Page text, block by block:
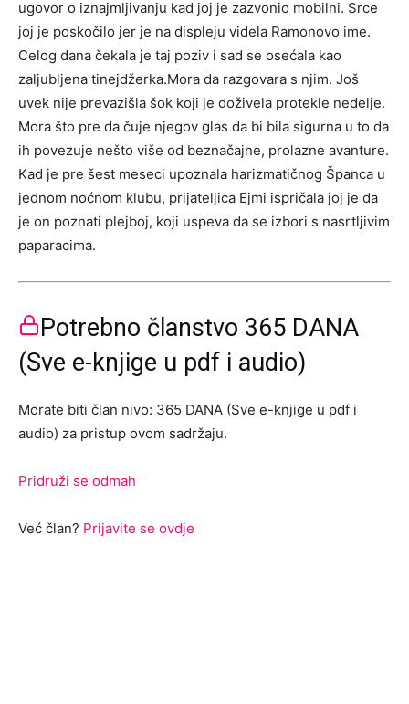
ugovor o iznajmljivanju kad joj je zazvonio mobilni. Srce
joj je poskočilo jer je na displeju videla Ramonovo ime.
Celog dana čekala je taj poziv i sad se osećala kao
zaljubljena tinejdžerka.Mora da razgovara s njim. Još
uvek nije prevazišla šok koji je doživela protekle nedelje.
Mora što pre da čuje njegov glas da bi bila sigurna u to da
ih povezuje nešto više od beznačajne, prolazne avanture.
Kad je pre šest meseci upoznala harizmatičnog Španca u
jednom noćnom klubu, prijateljica Ejmi ispričala joj je da
je on poznati plejboj, koji uspeva da se izbori s nasrtljivim
paparacima.
Potrebno članstvo 365 DANA
(Sve e-knjige u pdf i audio)
Morate biti član nivo: 365 DANA (Sve e-knjige u pdf i
audio) za pristup ovom sadržaju.
Pridruži se odmah
Već član? Prijavite se ovdje